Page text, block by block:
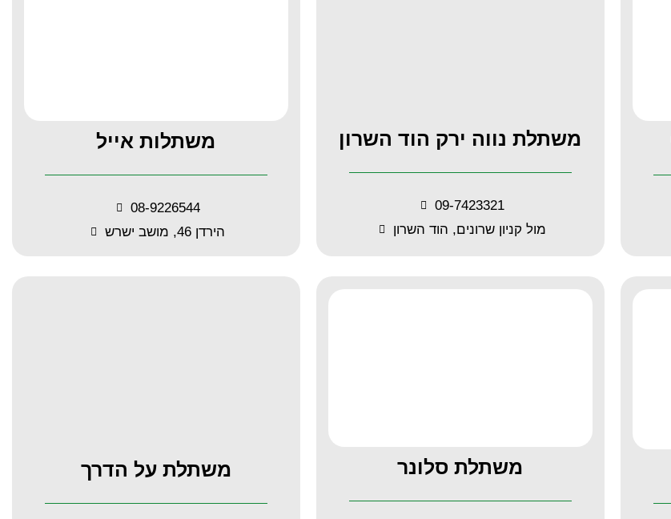
משתלות אייל
08-9226544
הירדן 46, מושב ישרש
משתלת נווה ירק הוד השרון
09-7423321
מול קניון שרונים, הוד השרון
משתלת על הדרך משתלת סלונר